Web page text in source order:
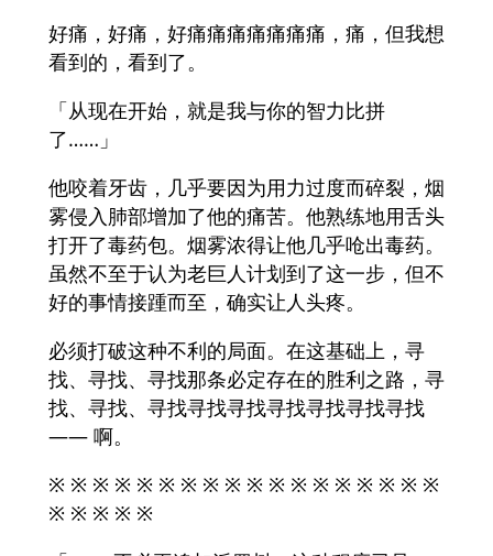
好痛，好痛，好痛痛痛痛痛痛痛，痛，但我想
看到的，看到了。
「从现在开始，就是我与你的智力比拼
了……」
他咬着牙齿，几乎要因为用力过度而碎裂，烟
雾侵入肺部增加了他的痛苦。他熟练地用舌头
打开了毒药包。烟雾浓得让他几乎呛出毒药。
虽然不至于认为老巨人计划到了这一步，但不
好的事情接踵而至，确实让人头疼。
必须打破这种不利的局面。在这基础上，寻
找、寻找、寻找那条必定存在的胜利之路，寻
找、寻找、寻找寻找寻找寻找寻找寻找寻找
—— 啊。
※ ※ ※ ※ ※ ※ ※ ※ ※ ※ ※ ※ ※ ※ ※ ※ ※ ※
※ ※ ※ ※ ※